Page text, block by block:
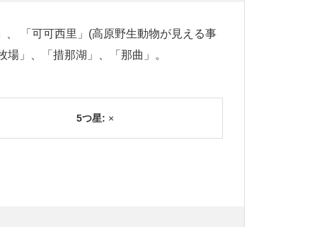
「可可西里」(高原野生動物が見える事
」、「措那湖」、「那曲」。
5つ星: ×